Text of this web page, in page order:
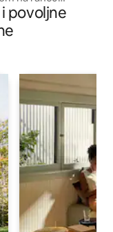
povoljne